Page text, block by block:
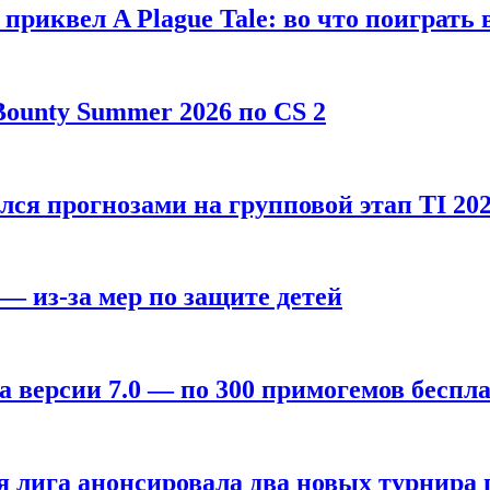
A Plague Tale: во что поиграть
Summer 2026 по CS 2
прогнозами на групповой этап TI
из-за мер по защите детей
7.0 — по 300 примогемов
анонсировала два новых